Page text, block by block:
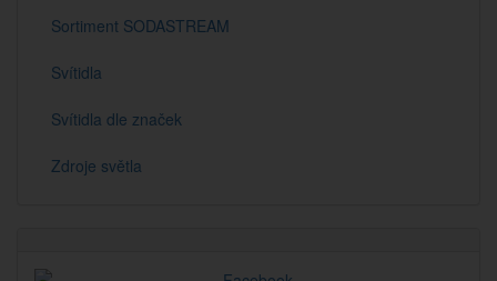
Sortiment SODASTREAM
Svítidla
Svítidla dle značek
Zdroje světla